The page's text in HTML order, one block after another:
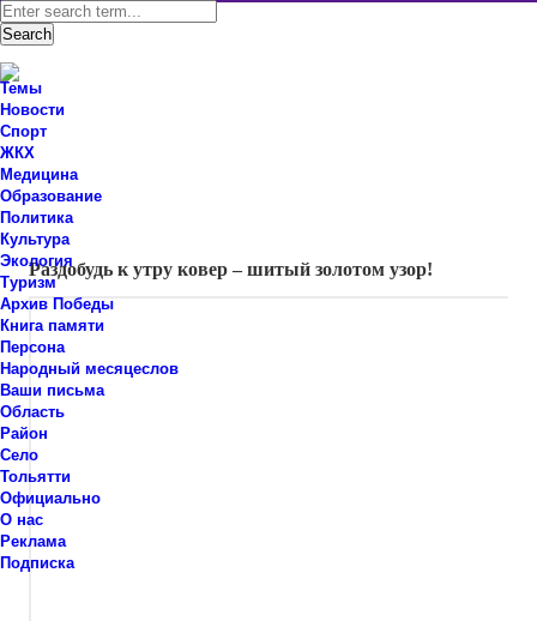
Раздобудь к утру ковер – шитый золотом узор!
Темы
Новости
Спорт
ЖКХ
Медицина
Образование
Политика
Культура
Экология
Туризм
Архив Победы
Книга памяти
Персона
Народный месяцеслов
Ваши письма
Область
Район
Село
Тольятти
Официально
О нас
Реклама
Подписка